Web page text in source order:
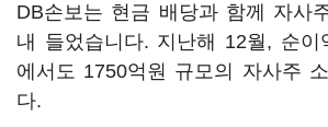
DB손보는 현금 배당과 함께 자사
내 들었습니다. 지난해 12월, 순이
에서도 1750억원 규모의 자사주
다.